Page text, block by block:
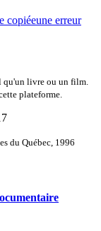
copiéeune erreur
qu'un livre ou un film.
plateforme.
du Québec, 1996